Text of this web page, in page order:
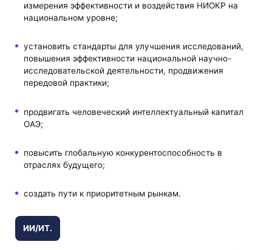
измерения эффективности и воздействия НИОКР на
национальном уровне;
установить стандарты для улучшения исследований,
повышения эффективности национальной научно-
исследовательской деятельности, продвижения
передовой практики;
продвигать человеческий интеллектуальный капитал
ОАЭ;
повысить глобальную конкурентоспособность в
отраслях будущего;
создать пути к приоритетным рынкам.
ИИ/ИТ.